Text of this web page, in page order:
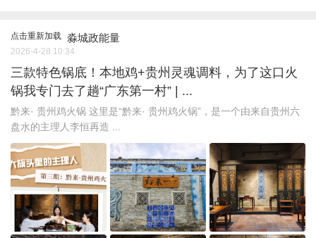
点击重新加载 淼城政能量
2026-4-28 10:34
三款特色锅底！本地鸡+贵州灵魂调料，为了这口火
锅我专门去了趟“广东第一村” | ...
黔来· 贵州鸡火锅 这里是“黔来· 贵州鸡火锅”，是一个由来自贵州六
盘水的主理人李恒再造 ...